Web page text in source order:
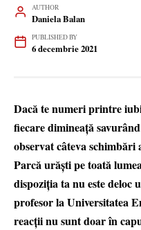
AUTHOR
Daniela Balan
PUBLISHED BY
6 decembrie 2021
Dacă te numeri printre
fiecare dimineaţă
observat câteva schimbări
Parcă urăşti pe toată
dispoziţia ta nu este deloc
profesor la Universitatea
reacţii nu sunt doar în